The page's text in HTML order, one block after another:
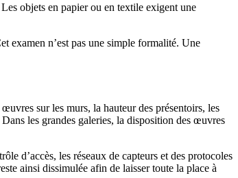
objets en papier ou en textile exigent une
examen n’est pas une simple formalité. Une
sur les murs, la hauteur des présentoirs, les
les grandes galeries, la disposition des œuvres
d’accès, les réseaux de capteurs et des protocoles
ainsi dissimulée afin de laisser toute la place à